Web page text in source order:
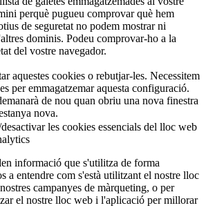
perquè pugueu comprovar què hem
de seguretat no podem mostrar ni
dominis. Podeu comprovar-ho a la
del vostre navegador.
aquestes cookies o rebutjar-les. Necessitem
per emmagatzemar aquesta configuració.
de nou quan obriu una nova finestra
nova.
les cookies essencials del lloc web
informació que s'utilitza de forma
a entendre com s'està utilitzant el nostre lloc
campanyes de màrqueting, o per
el nostre lloc web i l'aplicació per millorar